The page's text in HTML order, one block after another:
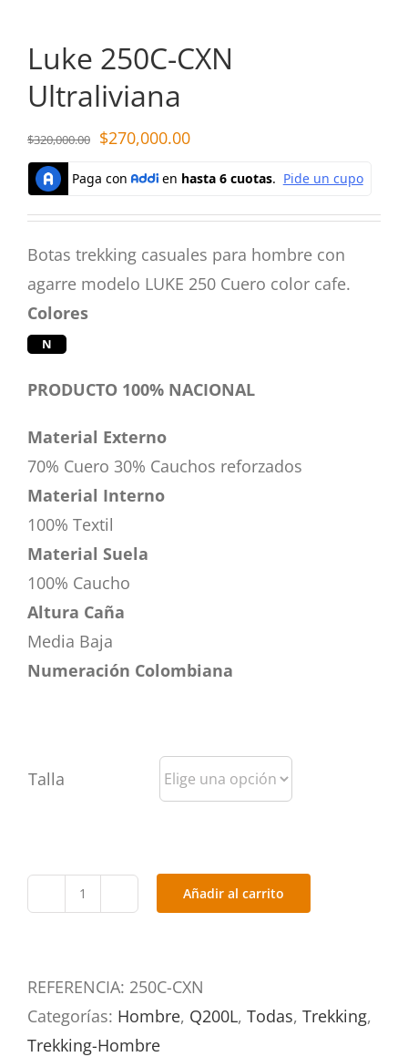
Luke 250C-CXN
Ultraliviana
$320,000.00 $270,000.00
Botas trekking casuales para hombre con
agarre modelo LUKE 250 Cuero color cafe.
Colores
N
PRODUCTO 100% NACIONAL
Material Externo
70% Cuero 30% Cauchos reforzados
Material Interno
100% Textil
Material Suela
100% Caucho
Altura Caña
Media Baja
Numeración Colombiana
Talla
Luke
Ultraliviana
cantidad
Añadir al carrito
REFERENCIA: 250C-CXN
Categorías: Hombre, Q200L, Todas, Trekking,
Trekking-Hombre